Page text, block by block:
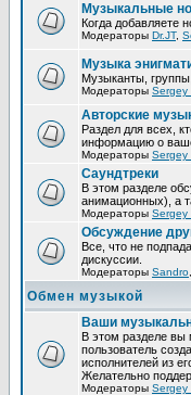
Музыкальные
Когда добавляете
Модераторы Dr.JT,
Музыка
Музыканты,
Модераторы
Авторские
Раздел для всех,
информацию о
Модераторы
Саундтреки
В этом разделе
анимационных), а
Модераторы
Обcуждение
Все, что не
дискуссии.
Модераторы Sandro
Обмен музыкой
Ваши
В этом разделе вы
пользователь
исполнителей из
Желательно
Модераторы